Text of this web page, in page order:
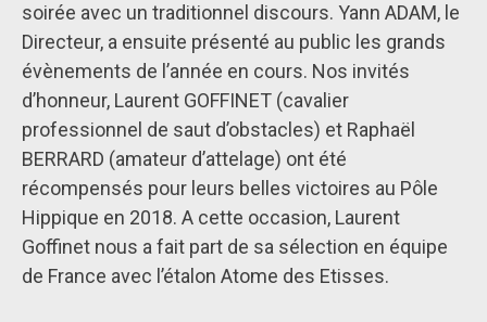
soirée avec un traditionnel discours. Yann ADAM, le
Directeur, a ensuite présenté au public les grands
évènements de l’année en cours. Nos invités
d’honneur, Laurent GOFFINET (cavalier
professionnel de saut d’obstacles) et Raphaël
BERRARD (amateur d’attelage) ont été
récompensés pour leurs belles victoires au Pôle
Hippique en 2018. A cette occasion, Laurent
Goffinet nous a fait part de sa sélection en équipe
de France avec l’étalon Atome des Etisses.